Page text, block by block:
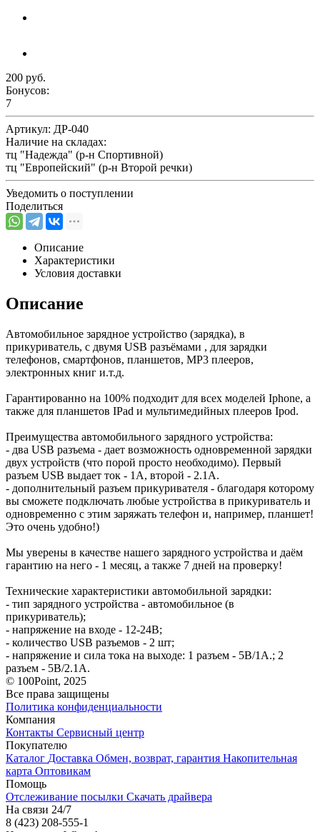
200 руб.
Бонусов:
7
Артикул: ДР-040
Наличие на складах:
тц "Надежда" (р-н Спортивной)
тц "Европейский" (р-н Второй речки)
Уведомить о поступлении
Поделиться
Описание
Характеристики
Условия доставки
Описание
Автомобильное зарядное устройство (зарядка), в
прикуриватель, с двумя USB разъёмами , для зарядки
телефонов, смартфонов, планшетов, MP3 плееров,
электронных книг и.т.д.
Гарантированно на 100% подходит для всех моделей Iphone, а
также для планшетов IPad и мультимедийных плееров Ipod.
Преимущества автомобильного зарядного устройства:
- два USB разъема - дает возможность одновременной зарядки
двух устройств (что порой просто необходимо). Первый
разъем USB выдает ток - 1А, второй - 2.1А.
- дополнительный разъем прикуривателя - благодаря которому
вы сможете подключать любые устройства в прикуриватель и
одновременно с этим заряжать телефон и, например, планшет!
Это очень удобно!)
Мы уверены в качестве нашего зарядного устройства и даём
гарантию на него - 1 месяц, а также 7 дней на проверку!
Технические характеристики автомобильной зарядки:
- тип зарядного устройства - автомобильное (в
прикуриватель);
- напряжение на входе - 12-24В;
- количество USB разъемов - 2 шт;
- напряжение и сила тока на выходе: 1 разъем - 5В/1А.; 2
разъем - 5В/2.1А.
© 100Point, 2025
Все права защищены
Политика конфиденциальности
Компания
Контакты Сервисный центр
Покупателю
Каталог Доставка Обмен, возврат, гарантия Накопительная
карта Оптовикам
Помощь
Отслеживание посылки Скачать драйвера
На связи 24/7
8 (423) 208-555-1